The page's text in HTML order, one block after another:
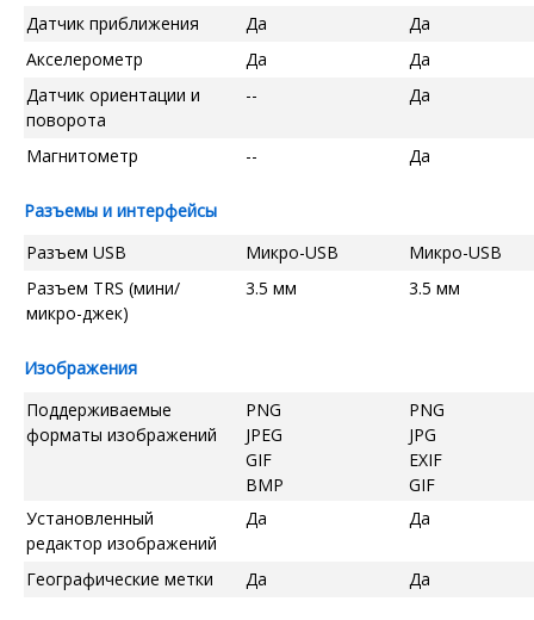
Датчик приближения Да
Да
Акселерометр
Да
Да
Датчик ориентации и
поворота
-- Да
Магнитометр -- Да
Разъемы и интерфейсы
Разъем USB
Микро-USB
Микро-USB
Разъем TRS (мини/
микро-джек)
3.5 мм 3.5 мм
Изображения
Поддерживаемые
форматы изображений
PNG
JPEG
GIF
BMP
PNG
JPG
EXIF
GIF
Установленный
редактор изображений
Да Да
Географические метки Да Да